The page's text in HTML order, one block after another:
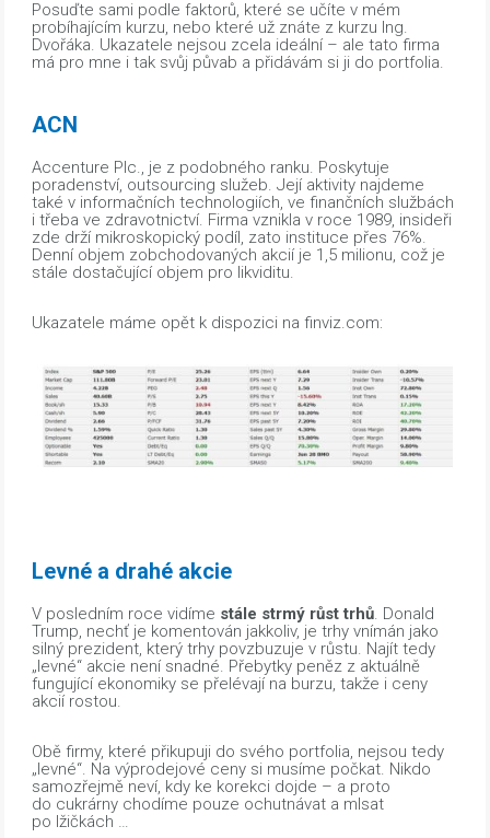
Posuďte sami podle faktorů, které se učíte v mém
probíhajícím kurzu, nebo které už znáte z kurzu Ing.
Dvořáka. Ukazatele nejsou zcela ideální – ale tato firma
má pro mne i tak svůj půvab a přidávám si ji do portfolia.
ACN
Accenture Plc., je z podobného ranku. Poskytuje
poradenství, outsourcing služeb. Její aktivity najdeme
také v informačních technologiích, ve finančních službách
i třeba ve zdravotnictví. Firma vznikla v roce 1989, insideři
zde drží mikroskopický podíl, zato instituce přes 76%.
Denní objem zobchodovaných akcií je 1,5 milionu, což je
stále dostačující objem pro likviditu.
Ukazatele máme opět k dispozici na finviz.com:
Levné a drahé akcie
V posledním roce vidíme stále strmý růst trhů. Donald
Trump, nechť je komentován jakkoliv, je trhy vnímán jako
silný prezident, který trhy povzbuzuje v růstu. Najít tedy
„levné“ akcie není snadné. Přebytky peněz z aktuálně
fungující ekonomiky se přelévají na burzu, takže i ceny
akcií rostou.
Obě firmy, které přikupuji do svého portfolia, nejsou tedy
„levné“. Na výprodejové ceny si musíme počkat. Nikdo
samozřejmě neví, kdy ke korekci dojde – a proto
do cukrárny chodíme pouze ochutnávat a mlsat
po lžičkách …